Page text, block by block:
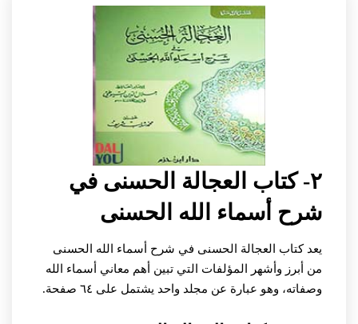
٢- كتاب العجالة الحسنى في
شرح أسماء الله الحسنى
يعد كتاب العجالة الحسنى في شرح أسماء الله الحسنى
من أبرز وأشهر المؤلفات التي تبين أهم معاني أسماء الله
وصفاته، وهو عبارة عن مجلد واحد يشتمل على ٦٤ صفحة.